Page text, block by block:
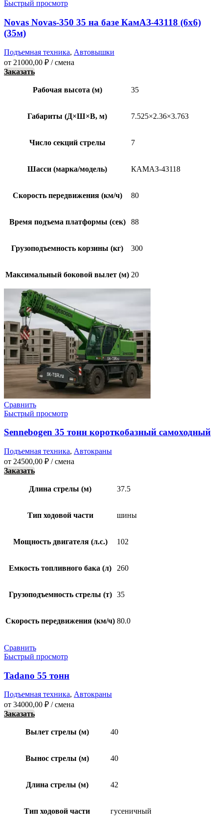
Быстрый просмотр
Novas Novas-350 35 на базе КамАЗ-43118 (6х6)
(35м)
Подъемная техника, Автовышки
от 21000,00 ₽ / смена
Заказать
Рабочая высота (м) 35
Габариты (Д×Ш×В, м) 7.525×2.36×3.763
Число секций стрелы 7
Шасси (марка/модель) КАМАЗ-43118
Скорость передвижения (км/ч) 80
Время подъема платформы (сек) 88
Грузоподъемность корзины (кг) 300
Максимальный боковой вылет (м) 20
Сравнить
Быстрый просмотр
Sennebogen 35 тонн короткобазный самоходный
Подъемная техника, Автокраны
от 24500,00 ₽ / смена
Заказать
Длина стрелы (м) 37.5
Тип ходовой части шины
Мощность двигателя (л.с.) 102
Емкость топливного бака (л) 260
Грузоподъемность стрелы (т) 35
Скорость передвижения (км/ч) 80.0
Сравнить
Быстрый просмотр
Tadano 55 тонн
Подъемная техника, Автокраны
от 34000,00 ₽ / смена
Заказать
Вылет стрелы (м) 40
Вынос стрелы (м) 40
Длина стрелы (м) 42
Тип ходовой части гусеничный